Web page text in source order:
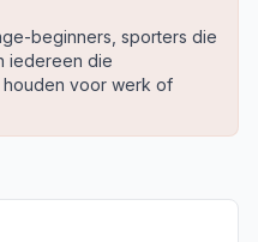
beginners, sporters die
iedereen die
houden voor werk of